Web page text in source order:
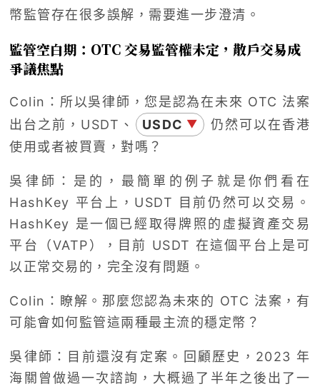
幣監管存在很多誤解，需要進一步澄清。
監管空白期：OTC 交易監管權未定，散戶交易成
爭議焦點
Colin：所以吳律師，您是認為在未來 OTC 法案
出台之前，USDT、
USDC ▼
仍然可以在香港
使用或者被買賣，對嗎？
吳律師：是的，最簡單的例子就是你們看在
HashKey 平台上，USDT 目前仍然可以交易。
HashKey 是一個已經取得牌照的虛擬資產交易
平台（VATP），目前 USDT 在這個平台上是可
以正常交易的，完全沒有問題。
Colin：瞭解。那麼您認為未來的 OTC 法案，有
可能會如何監管這兩種最主流的穩定幣？
吳律師：目前還沒有定案。回顧歷史，2023 年
海關曾做過一次諮詢，大概過了半年之後出了一